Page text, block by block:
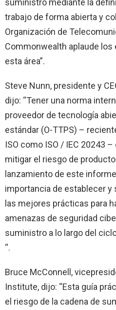
trabajo de forma abierta y
Organización de
Commonwealth aplaude
esta área”.
Steve Nunn, presidente y
dijo: “Tener una norma
proveedor de tecnología
estándar (O-TTPS) –
ISO como ISO / IEC 20243
mitigar el riesgo de
lanzamiento de este
importancia de establecer
las mejores prácticas para
amenazas de seguridad
suministro a lo largo del
“.
Bruce McConnell,
Institute, dijo: “Esta guía
el riesgo de la cadena de